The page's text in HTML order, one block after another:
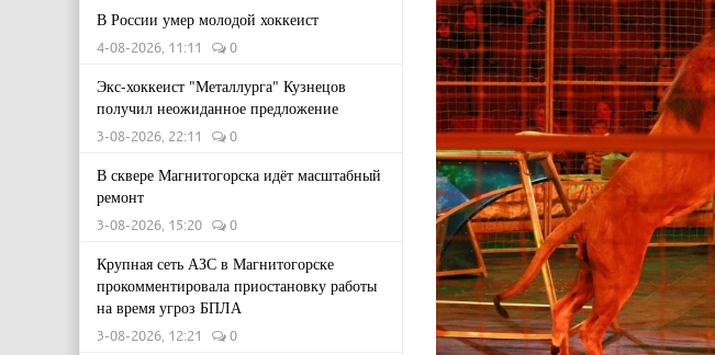
В России умер молодой хоккеист
4-08-2026, 11:11 0
Экс-хоккеист "Металлурга" Кузнецов
получил неожиданное предложение
3-08-2026, 22:11 0
В сквере Магнитогорска идёт масштабный
ремонт
3-08-2026, 15:20 0
Крупная сеть АЗС в Магнитогорске
прокомментировала приостановку работы
на время угроз БПЛА
3-08-2026, 12:21 0